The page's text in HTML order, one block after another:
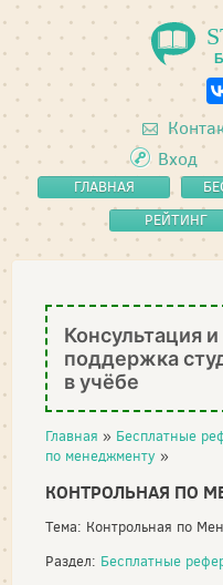
Вход
ГЛАВНАЯ
РЕЙТИНГ
Консультация и
поддержка
в учёбе
Главная » Бесплатные
по менеджменту »
КОНТРОЛЬНАЯ ПО
Тема: Контрольная по
Раздел: Бесплатные